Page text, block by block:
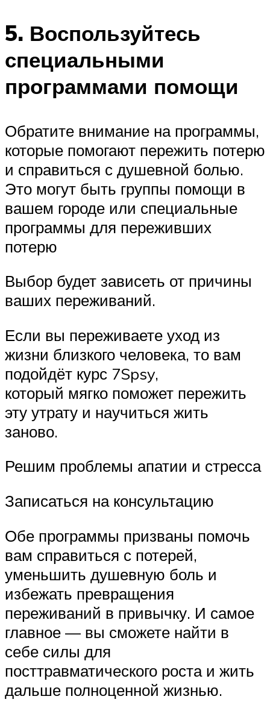
5. Воспользуйтесь
специальными
программами помощи
Обратите внимание на программы,
которые помогают пережить потерю
и справиться с душевной болью.
Это могут быть группы помощи в
вашем городе или специальные
программы для переживших
потерю
Выбор будет зависеть от причины
ваших переживаний.
Если вы переживаете уход из
жизни близкого человека, то вам
подойдёт курс 7Spsy,
который мягко поможет пережить
эту утрату и научиться жить
заново.
Решим проблемы апатии и стресса
Записаться на консультацию
Обе программы призваны помочь
вам справиться с потерей,
уменьшить душевную боль и
избежать превращения
переживаний в привычку. И самое
главное — вы сможете найти в
себе силы для
посттравматического роста и жить
дальше полноценной жизнью.